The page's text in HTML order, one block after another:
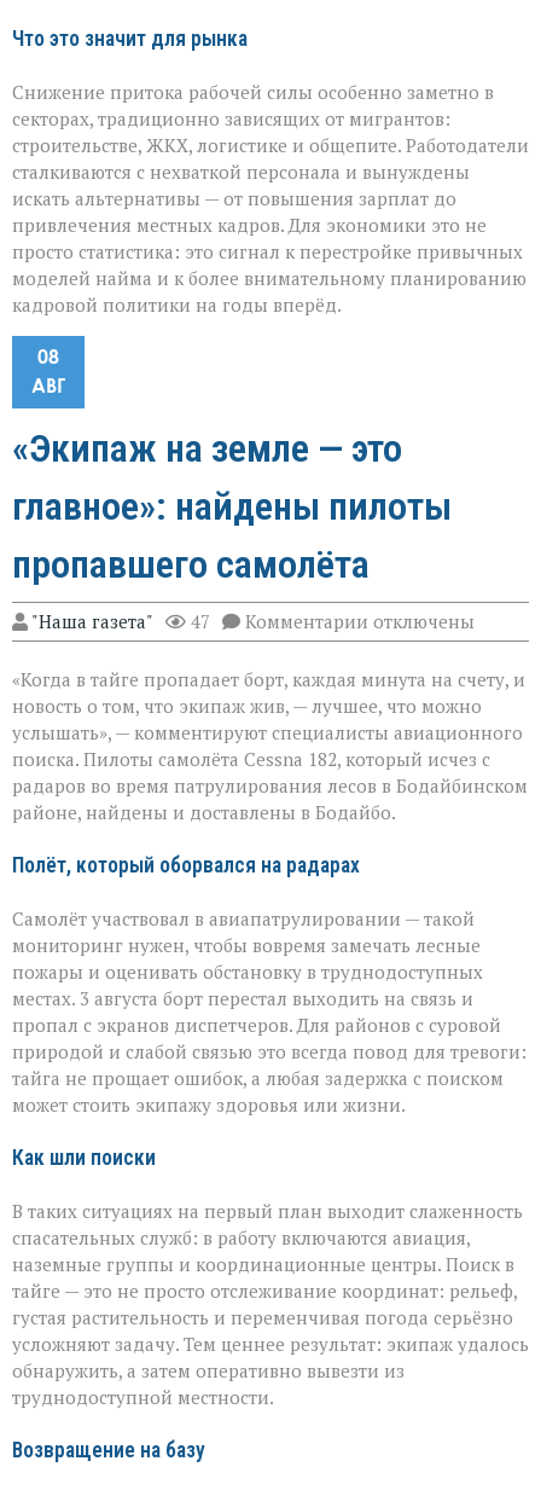
Что это значит для рынка
Снижение притока рабочей силы особенно заметно в
секторах, традиционно зависящих от мигрантов:
строительстве, ЖКХ, логистике и общепите. Работодатели
сталкиваются с нехваткой персонала и вынуждены
искать альтернативы — от повышения зарплат до
привлечения местных кадров. Для экономики это не
просто статистика: это сигнал к перестройке привычных
моделей найма и к более внимательному планированию
кадровой политики на годы вперёд.
08
АВГ
«Экипаж на земле — это
главное»: найдены пилоты
пропавшего самолёта
"Наша газета" 47 Комментарии к
записи
на
земле — это
главное»:
найдены
пилоты
пропавшего
самолёта
отключены
«Когда в тайге пропадает борт, каждая минута на счету, и
новость о том, что экипаж жив, — лучшее, что можно
услышать», — комментируют специалисты авиационного
поиска. Пилоты самолёта Cessna 182, который исчез с
радаров во время патрулирования лесов в Бодайбинском
районе, найдены и доставлены в Бодайбо.
Полёт, который оборвался на радарах
Самолёт участвовал в авиапатрулировании — такой
мониторинг нужен, чтобы вовремя замечать лесные
пожары и оценивать обстановку в труднодоступных
местах. 3 августа борт перестал выходить на связь и
пропал с экранов диспетчеров. Для районов с суровой
природой и слабой связью это всегда повод для тревоги:
тайга не прощает ошибок, а любая задержка с поиском
может стоить экипажу здоровья или жизни.
Как шли поиски
В таких ситуациях на первый план выходит слаженность
спасательных служб: в работу включаются авиация,
наземные группы и координационные центры. Поиск в
тайге — это не просто отслеживание координат: рельеф,
густая растительность и переменчивая погода серьёзно
усложняют задачу. Тем ценнее результат: экипаж удалось
обнаружить, а затем оперативно вывезти из
труднодоступной местности.
Возвращение на базу